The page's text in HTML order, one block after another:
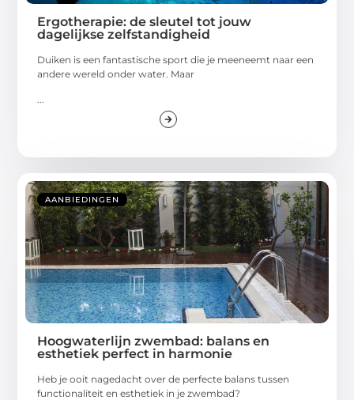
Ergotherapie: de sleutel tot jouw
dagelijkse zelfstandigheid
Duiken is een fantastische sport die je meeneemt naar een
andere wereld onder water. Maar
AANBIEDINGEN
Hoogwaterlijn zwembad: balans en
esthetiek perfect in harmonie
Heb je ooit nagedacht over de perfecte balans tussen
functionaliteit en esthetiek in je zwembad?